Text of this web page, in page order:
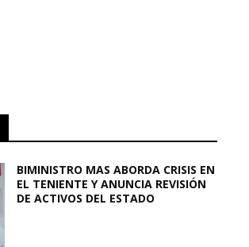
BIMINISTRO MAS ABORDA CRISIS EN
EL TENIENTE Y ANUNCIA REVISIÓN
DE ACTIVOS DEL ESTADO